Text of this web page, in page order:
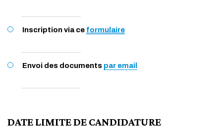
Inscription via ce formulaire
Envoi des documents par email
DATE LIMITE DE CANDIDATURE